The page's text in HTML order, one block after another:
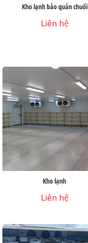
Kho lạnh bảo quản chuối
Liên hệ
Kho lạnh
Liên hệ